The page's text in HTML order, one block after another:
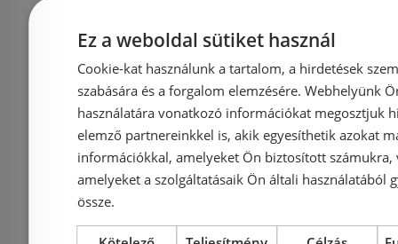
Vicario zuhanyfolyóka
KRÓM színű ráccsal (DP-
400-DS1)
Azonosító: 168940
Ez a weboldal sütiket használ
Cookie-kat használunk a tartalom, a hirdetések
szabására és a forgalom elemzésére. Webhelyünk
használatára vonatkozó információkat megosztjuk
elemző partnereinkkel is, akik egyesíthetik azokat
információkkal, amelyeket Ön biztosított számukra,
amelyeket a szolgáltatásaik Ön általi használatából
össze.